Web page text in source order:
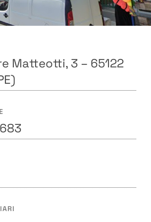
Matteotti, 3 – 65122